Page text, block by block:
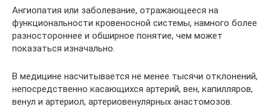
Ангиопатия или заболевание, отражающееся на
функциональности кровеносной системы, намного более
разностороннее и обширное понятие, чем может
показаться изначально.
В медицине насчитывается не менее тысячи отклонений,
непосредственно касающихся артерий, вен, капилляров,
венул и артериол, артериовенулярных анастомозов.